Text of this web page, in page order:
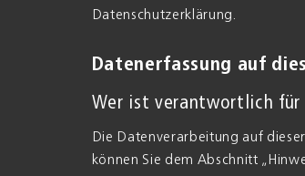
Datenschutzerklärung.
Datenerfassung auf
Wer ist verantwortlich für
Die Datenverarbeitung auf
können Sie dem Abschnitt